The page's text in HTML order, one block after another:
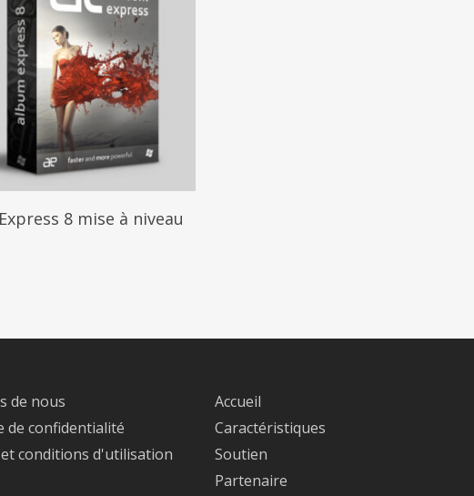
Ajouter Au Panier
8 mise à niveau
de nous
de confidentialité
conditions d'utilisation
Accueil
Caractéristiques
Soutien
Partenaire